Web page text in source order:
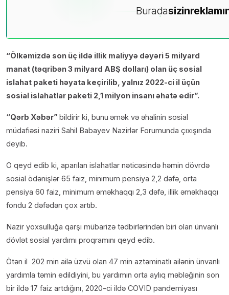
Buradasizin
“Ölkəmizdə son üç ildə illik maliyyə dəyəri 5 milyard
manat (təqribən 3 milyard ABŞ dolları) olan üç sosial
islahat paketi həyata keçirilib, yalnız 2022-ci il üçün
sosial islahatlar paketi 2,1 milyon insanı əhatə edir”.
“Qərb Xəbər” bildirir ki, bunu əmək və əhalinin sosial
müdafiəsi naziri Sahil Babayev Nazirlər Forumunda çıxışında
deyib.
O qeyd edib ki, aparılan islahatlar nəticəsində həmin dövrdə
sosial ödənişlər 65 faiz, minimum pensiya 2,2 dəfə, orta
pensiya 60 faiz, minimum əməkhaqqı 2,3 dəfə, illik əməkhaqqı
fondu 2 dəfədən çox artıb.
Nazir yoxsulluğa qarşı mübarizə tədbirlərindən biri olan ünvanlı
dövlət sosial yardımı proqramını qeyd edib.
Ötən il 202 min ailə üzvü olan 47 min aztəminatlı ailənin ünvanlı
yardımla təmin edildiyini, bu yardımın orta aylıq məbləğinin son
bir ildə 17 faiz artdığını, 2020-ci ildə COVID pandemiyası